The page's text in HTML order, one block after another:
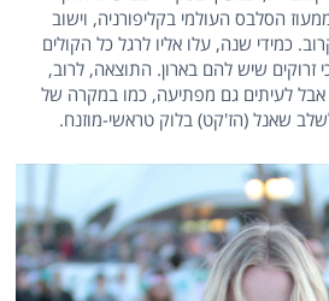
הסלבס העולמי בקליפורניה, וישוב
כמידי שנה, עלו אליו לרגל כל הקולים
זרוקים שיש להם בארון. התוצאה, לרוב,
לעיתים גם מפתיעה, כמו במקרה של
שאנל (הז'קט) בלוק טראשי-מוזנח.